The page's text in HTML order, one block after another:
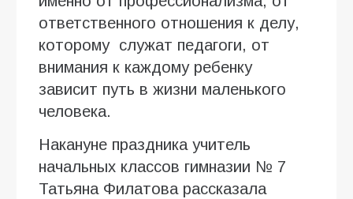
ответственного отношения к делу,
которому служат педагоги, от
внимания к каждому ребенку
зависит путь в жизни маленького
человека.
Накануне праздника учитель
начальных классов гимназии № 7
Татьяна Филатова рассказала